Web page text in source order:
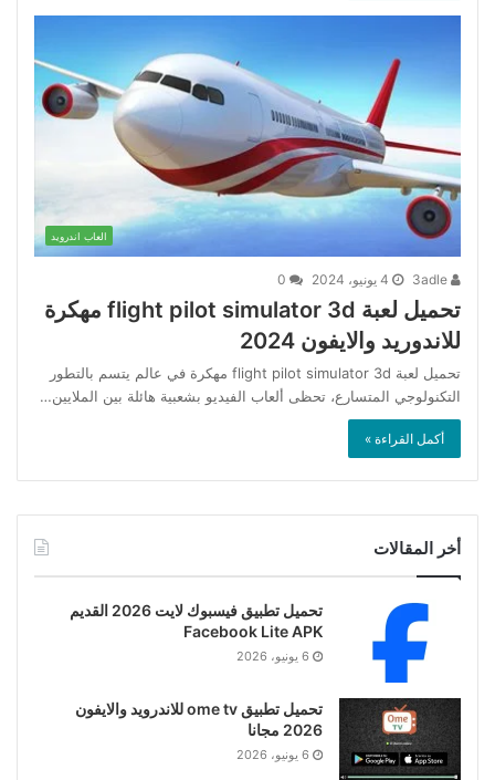
العاب اندرويد
4 يونيو، 2024
تحميل لعبة flight pilot simulator 3d مهكرة
للاندوريد والايفون 2024
تحميل لعبة flight pilot simulator 3d مهكرة في عالم يتسم بالتطور
التكنولوجي المتسارع، تحظى ألعاب الفيديو بشعبية هائلة بين الملايين…
أكمل القراءة »
أخر المقالات
تحميل تطبيق فيسبوك لايت 2026 القديم
Facebook Lite APK
6 يونيو، 2026
تحميل تطبيق ome tv للاندرويد والايفون
2026 مجانا
6 يونيو، 2026